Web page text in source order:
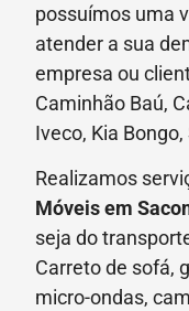
possuímos uma
atender a sua
empresa ou
Caminhão Baú,
Iveco, Kia
Realizamos
Móveisem
seja do
Carreto de sofá,
micro-ondas,